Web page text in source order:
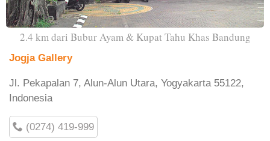
2.4 km dari Bubur Ayam & Kupat Tahu Khas Bandung
Jogja Gallery
Jl. Pekapalan 7, Alun-Alun Utara, Yogyakarta 55122,
Indonesia
(0274) 419-999